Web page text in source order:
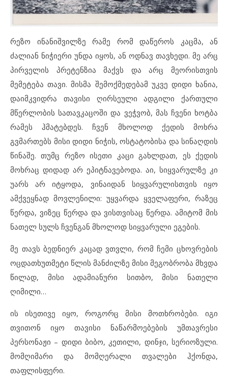
რეზო ინანიშვილზე რამე რომ დაწეროს კაცმა, ან
ძალიან ნიჭიერი უნდა იყოს, ან ოდნავ თავხედი. მე არც
პირველის პრეტენზია მაქვს და არც მეორისთვის
მემეტება თავი. მისმა შემოქმედებამ უკვე დიდი ხანია,
დაიმკვიდრა თავისი ღირსეული ადგილი ქართული
მწერლობის სათავკაცოში და ვეჭვობ, მას ჩვენი ხოტბა
რამეს ჰმატებდეს. ჩვენ მხოლოდ ქედის მოხრა
გვმართებს მისი დიდი ნიჭის, ოსტატობისა და სინაღდის
წინაშე. თუმც რეზო ისეთი კაცი გახლდათ, ეს ქედის
მოხრაც დიდად არ ეპიტნავებოდა. აი, სიყვარულზე კი
უარს არ იტყოდა, ვინაიდან სიყვარულისთვის იყო
ამქვეყნად მოვლენილი: უყვარდა ყველაფერი, რაზეც
წერდა, ვიზეც წერდა და ვისთვისაც წერდა. ამიტომ მის
ნათელ სულს ჩვენგან მხოლოდ სიყვარული ეგების.
მე თავს ბედნიერ კაცად ვთვლი, რომ ჩემი ცხოვრების
ოცდათხუთმეტი წლის მანძილზე მისი მეგობრობა მხვდა
წილად, მისი ადამიანური სითბო, მისი ნათელი
ღიმილი…
ის ისეთივე იყო, როგორც მისი მოთხრობები. იგი
თვითონ იყო თავისი ნაწარმოებების უმთავრესი
პერსონაჟი – დიდი ბიბო, კეთილი, დინჯი, სერიოზული.
მომღიმარი და მომღერალი თვალები ჰქონდა,
თაფლისფერი.